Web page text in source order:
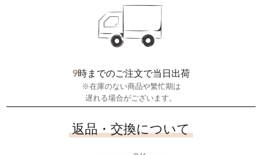
9時までのご注文で当日出荷
※在庫のない商品や繁忙期は
遅れる場合がございます。
返品・交換について